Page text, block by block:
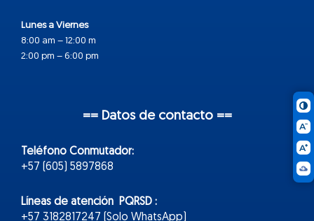
Lunes a Viernes
8:00 am – 12:00 m
2:00 pm – 6:00 pm
== Datos de contacto ==
Teléfono Conmutador:
+57 (605) 5897868
Líneas de atención PQRSD :
+57 3182817247 (Solo WhatsApp)